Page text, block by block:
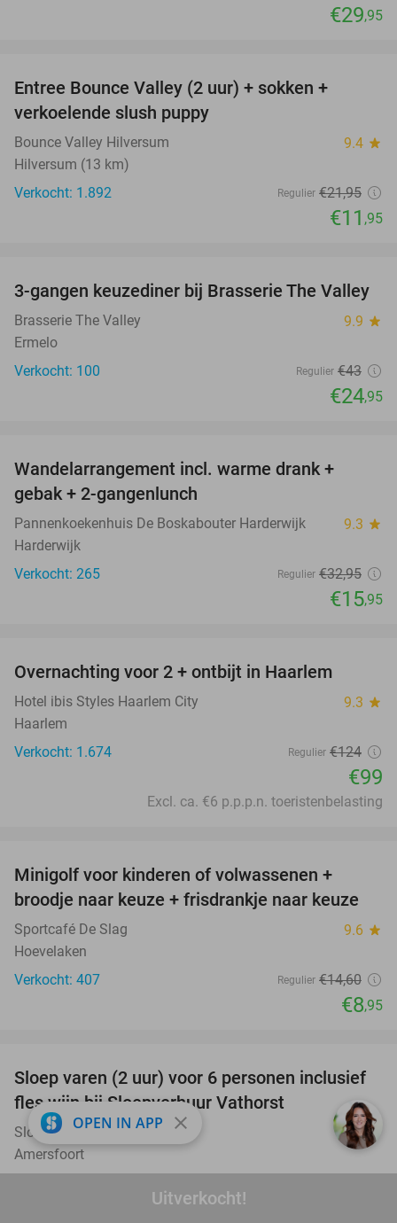
Uitverkocht!
€29,95
Entree Bounce Valley (2 uur) + sokken +
verkoelende slush puppy
Bounce Valley Hilversum 9.4 star
Hilversum (13 km)
Verkocht: 1.892
Regulier €21,95
€11 ,95
42%
3-gangen keuzediner bij Brasserie The Valley
Brasserie The Valley 9.9 star
Ermelo
Verkocht: 100
Regulier €43
€24,95
Wandelarrangement incl. warme drank +
gebak + 2-gangenlunch
Pannenkoekenhuis De Boskabouter Harderwijk 9.3 star
Harderwijk
Verkocht: 265
Regulier €32,95
€15,95
Overnachting voor 2 + ontbijt in Haarlem
Hotel ibis Styles Haarlem City 9.3 star
Haarlem
Verkocht: 1.674
Regulier €124
€99
Excl. ca. €6 p.p.p.n. toeristenbelasting
Minigolf voor kinderen of volwassenen +
broodje naar keuze + frisdrankje naar keuze
Sportcafé De Slag 9.6 star
Hoevelaken
Verkocht: 407
Regulier €14,60
€8,95
41%
Sloep varen (2 uur) voor 6 personen inclusief
fles wijn bij Sloepverhuur Vathorst
Sloepverhuur Vathorst 9.9star
Amersfoort
OPEN IN APP close